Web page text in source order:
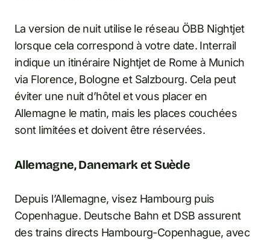
La version de nuit utilise le réseau ÖBB Nightjet
lorsque cela correspond à votre date. Interrail
indique un itinéraire Nightjet de Rome à Munich
via Florence, Bologne et Salzbourg. Cela peut
éviter une nuit d’hôtel et vous placer en
Allemagne le matin, mais les places couchées
sont limitées et doivent être réservées.
Allemagne, Danemark et Suède
Depuis l’Allemagne, visez Hambourg puis
Copenhague. Deutsche Bahn et DSB assurent
des trains directs Hambourg-Copenhague, avec